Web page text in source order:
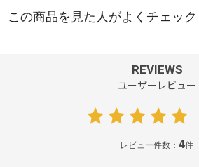
REVIEWS
ユーザーレビュー
レビュー件数：4件